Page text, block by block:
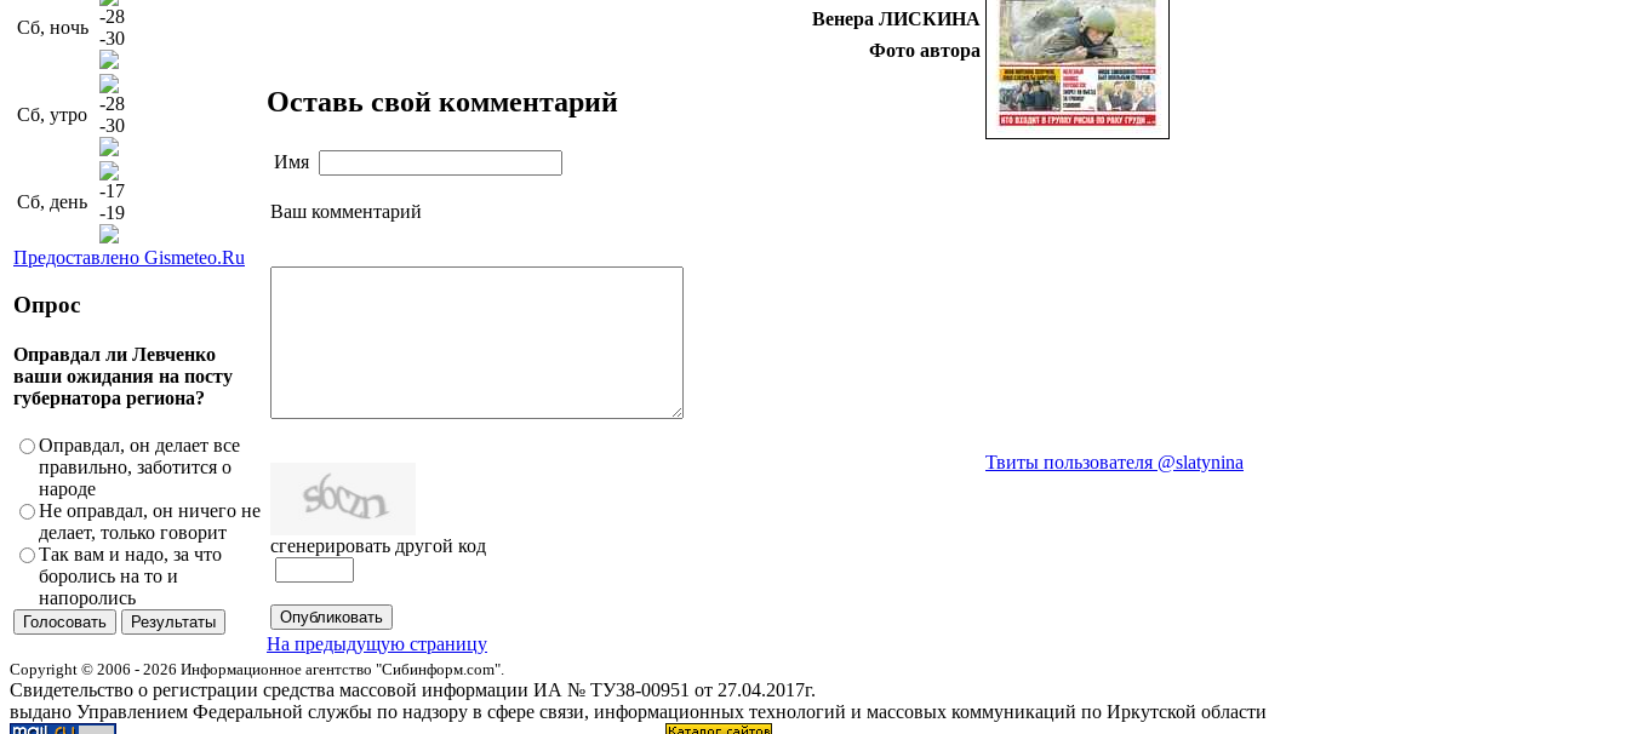
Сб, ночь
-28
-30
Сб, утро
-28
-30
Сб, день
-17
-19
Предоставлено Gismeteo.Ru
Опрос
Оправдал ли Левченко
ваши ожидания на посту
губернатора региона?
Оправдал, он делает все
правильно, заботится о
народе
Не оправдал, он ничего не
делает, только говорит
Так вам и надо, за что
боролись на то и
напоролись
Венера ЛИСКИНА
Фото автора
Оставь свой комментарий
Имя
Ваш комментарий
сгенерировать другой код
На предыдущую страницу
Твиты пользователя @slatynina
Copyright © 2006 - 2026 Информационное агентство "Сибинформ.com".
Свидетельство о регистрации средства массовой информации ИА № ТУ38-00951 от 27.04.2017г.
выдано Управлением Федеральной службы по надзору в сфере связи, информационных технологий и массовых коммуникаций по Иркутской области